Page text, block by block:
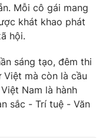
Mỗi cô gái mang
khát khao phát
hội.
sáng tạo, đêm thi
mà còn là cầu
Nam là hành
sắc - Trí tuệ - Văn